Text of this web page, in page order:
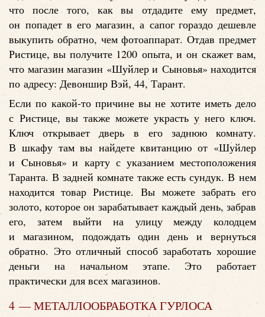
что после того, как вы отдадите ему предмет,
он попадет в его магазин, а сапог гораздо дешевле
выкупить обратно, чем фотоаппарат. Отдав предмет
Ристице, вы получите 1200 опыта, и он скажет вам,
что магазин магазин «Шуйлер и Сыновья» находится
по адресу: Девоншир Вэй, 44, Тарант.
Если по какой-то причине вы не хотите иметь дело
с Ристице, вы также можете украсть у него ключ.
Ключ открывает дверь в его заднюю комнату.
В шкафу там вы найдете квитанцию от «Шуйлер
и Cыновья» и карту с указанием местоположения
Таранта. В задней комнате также есть сундук. В нем
находится товар Ристице. Вы можете забрать его
золото, которое он зарабатывает каждый день, забрав
его, затем выйти на улицу между колодцем
и магазином, подождать один день и вернуться
обратно. Это отличный способ заработать хорошие
деньги на начальном этапе. Это работает
практически для всех магазинов.
4 — МЕТАЛЛООБРАБОТКА ГУРЛОСА